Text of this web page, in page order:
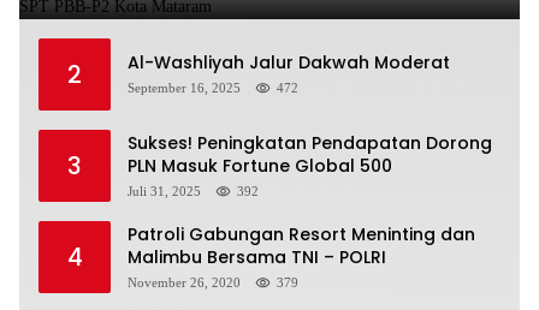
2 Al-Washliyah Jalur Dakwah Moderat
September 16, 2025 472
3
Sukses! Peningkatan Pendapatan Dorong
PLN Masuk Fortune Global 500
Juli 31, 2025 392
4
Patroli Gabungan Resort Meninting dan
Malimbu Bersama TNI – POLRI
November 26, 2020 379